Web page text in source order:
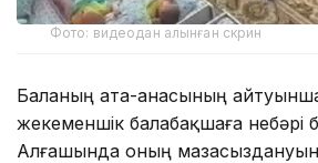
Фото: видеодан алынған скрин
Баланың ата-анасының
жекеменшік балабақшаға небәрі
Алғашында оның мазасыздануын